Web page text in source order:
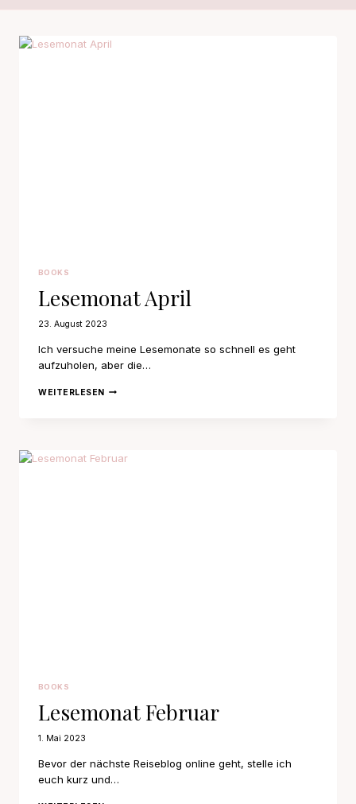
BOOKS
Lesemonat April
23. August 2023
Ich versuche meine Lesemonate so schnell es geht
aufzuholen, aber die…
WEITERLESENLESEMONAT
BOOKS
Lesemonat Februar
1. Mai 2023
Bevor der nächste Reiseblog online geht, stelle ich
euch kurz und…